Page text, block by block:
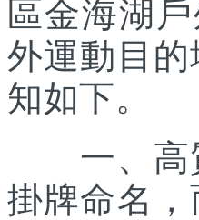
區金海湖
外運動目
知如下。
一、高質
掛牌命名